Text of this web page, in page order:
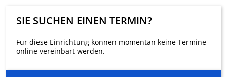
SIE SUCHEN EINEN TERMIN?
Für diese Einrichtung können momentan keine Termine
online vereinbart werden.